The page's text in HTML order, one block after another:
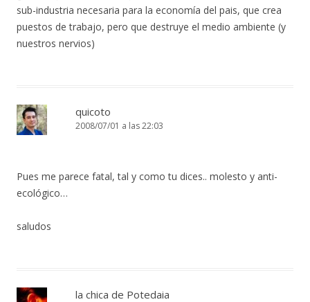
sub-industria necesaria para la economía del pais, que crea
puestos de trabajo, pero que destruye el medio ambiente (y
nuestros nervios)
quicoto
2008/07/01 a las 22:03
Pues me parece fatal, tal y como tu dices.. molesto y anti-
ecológico…
saludos
la chica de Potedaia